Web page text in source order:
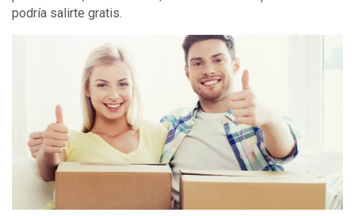
podría salirte gratis.